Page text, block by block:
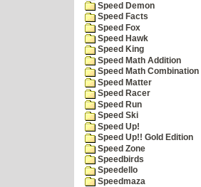
Speed Demon
Speed Facts
Speed Fox
Speed Hawk
Speed King
Speed Math Addition
Speed Math Combination
Speed Matter
Speed Racer
Speed Run
Speed Ski
Speed Up!
Speed Up!! Gold Edition
Speed Zone
Speedbirds
Speedello
Speedmaza